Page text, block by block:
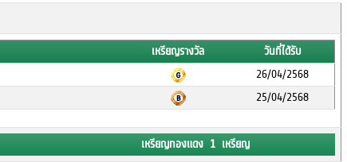
เหรียญรางวัล
วันที่ได้รับ
26/04/2568
25/04/2568
เหรียญทองแดง 1 เหรียญ